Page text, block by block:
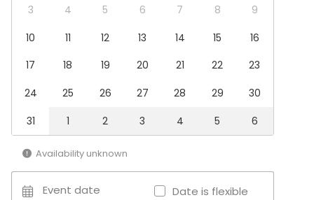
erbjuda förmånliga priser på övernattning.
Vi kan också rekommendera cateringfirmor med stor
kunder!
3
4 5 6 7 8
9
10
11 12 13 14 15
16
17
18 19 20 21 22
23
24
25 26 27 28 29
30
31
1 2 3 4 5 6
Availability unknown
Event date Date is flexible